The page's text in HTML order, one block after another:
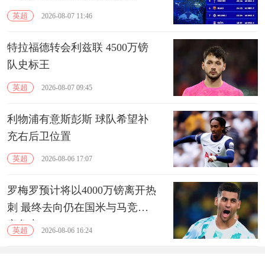
英超 2026-08-07 11:46
特拉福德转会利兹联 4500万镑
队史标王
英超 2026-08-07 09:45
利物浦有意斯彭斯 球队希望补
充右后卫位置
英超 2026-08-06 17:07
罗梅罗预计将以4000万镑离开热
刺 最终去向仍在国米与马竞的
竞争中
英超 2026-08-06 16:24